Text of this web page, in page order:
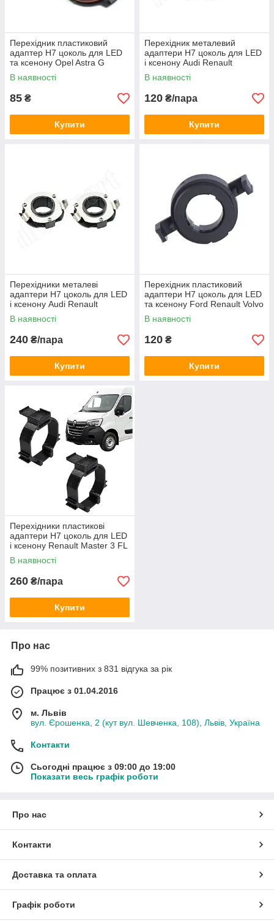
Перехідник пластиковий
адаптер H7 цоколь для LED
та ксенону Opel Astra G
(150012)
В наявності
85 ₴
Купити
Перехідник металевий
адаптери H7 цоколь для LED
і ксенону Audi Renault
(150034)
В наявності
120 ₴/пара
Купити
Перехідники металеві
адаптери H7 цоколь для LED
і ксенону Audi Renault
(150034)
В наявності
240 ₴/пара
Купити
Перехідник пластиковий
адаптери H7 цоколь для LED
та ксенону Ford Renault Volvo
(150040)
В наявності
120 ₴
Купити
Перехідники пластикові
адаптери H7 цоколь для LED
і ксенону Renault Master 3 FL
2019-2024 (150043)
В наявності
260 ₴/пара
Купити
Про нас
99% позитивних з 831 відгука за рік
Працює з 01.04.2016
м. Львів
вул. Єрошенка, 2 (кут вул. Шевченка, 108), Львів, Україна
Контакти
Сьогодні працює з 09:00 до 19:00
Показати весь графік роботи
Про нас
Контакти
Доставка та оплата
Графік роботи